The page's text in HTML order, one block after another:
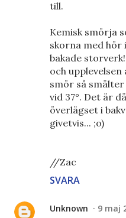
till.
Kemisk smörja
skorna med hör
bakade
och
smör så
vid 37°. Det är
överlägset i
givetvis... ;o)
//Zac
SVARA
Unknown 9 maj